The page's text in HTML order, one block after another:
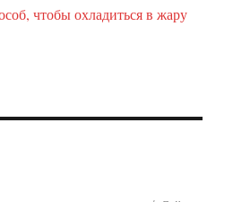
чтобы охладиться в жару